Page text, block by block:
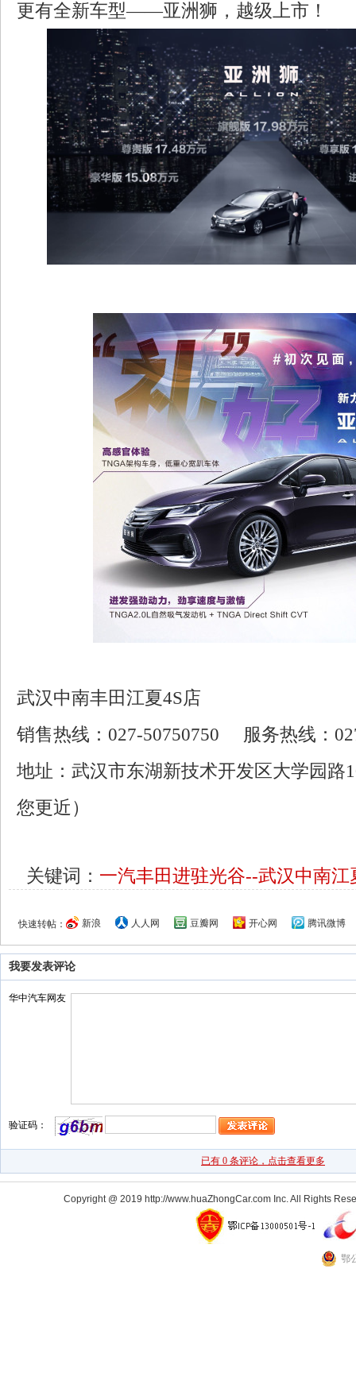
更有全新车型——亚洲狮，越级上市！
武汉中南丰田江夏4S店
销售热线：027-50750750 服务热线：
地址：武汉市东湖新技术开发区大学园路
您更近）
关键词： 一汽丰田进驻光谷--武汉中南江
快速转帖： 新浪 人人网 豆瓣网 开心网 腾讯微博
我要发表评论
Copyright @ 2019 http://www.huaZhongCar.com Inc. All Rights
鄂